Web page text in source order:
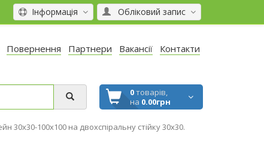
Обліковий запис
Інформація
Повернення Партнери Вакансії Контакти
0товарів,
на 0.00грн
30х30-100х100 на двохспіральну стійку 30х30.